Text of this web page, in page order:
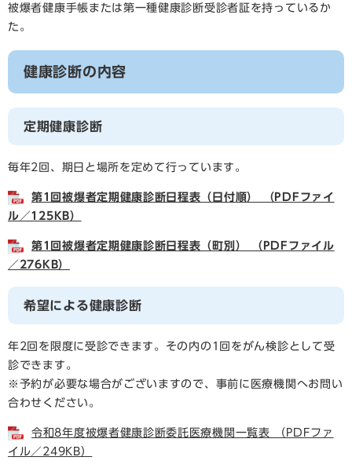
被爆者健康手帳または第一種健康診断受診者証を持っているか
た。
健康診断の内容
定期健康診断
毎年2回、期日と場所を定めて行っています。
第1回被爆者定期健康診断日程表（日付順） （PDFファイ
ル／125KB）
第1回被爆者定期健康診断日程表（町別） （PDFファイル
／276KB）
希望による健康診断
年2回を限度に受診できます。その内の1回をがん検診として受
診できます。
※予約が必要な場合がございますので、事前に医療機関へお問い
合わせください。
令和8年度被爆者健康診断委託医療機関一覧表 （PDFファ
イル／249KB）